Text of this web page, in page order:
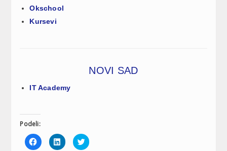
Okschool
Kursevi
NOVI SAD
IT Academy
Podeli:
Click
to
Click
to
Click
to